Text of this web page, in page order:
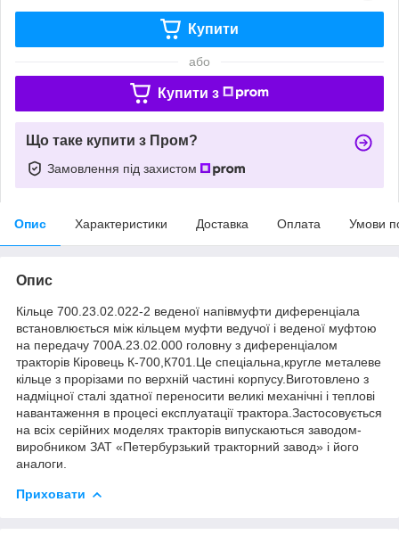
Купити
або
Купити з
Що таке купити з Пром?
Замовлення під захистом
Опис Характеристики Доставка Оплата Умови
Опис
Кільце 700.23.02.022-2 веденої напівмуфти диференціала
встановлюється між кільцем муфти ведучої і веденої муфтою
на передачу 700А.23.02.000 головну з диференціалом
тракторів Кіровець К-700,К701.Це спеціальна,кругле металеве
кільце з прорізами по верхній частині корпусу.Виготовлено з
надміцної сталі здатної переносити великі механічні і теплові
навантаження в процесі експлуатації трактора.Застосовується
на всіх серійних моделях тракторів випускаються заводом-
виробником ЗАТ «Петербурзький тракторний завод» і його
аналоги.
Приховати